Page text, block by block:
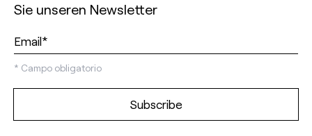
Sie unseren Newsletter
* Campo obligatorio